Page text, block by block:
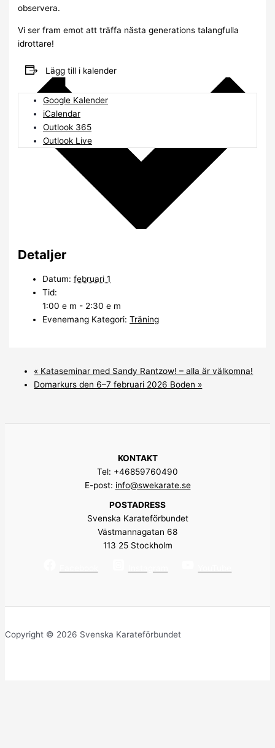
observera.
Vi ser fram emot att träffa nästa generations talangfulla
idrottare!
Lägg till i kalender
Google Kalender
iCalendar
Outlook 365
Outlook Live
Detaljer
Datum: februari 1
Tid:
1:00 e m - 2:30 e m
Evenemang Kategori: Träning
« Kataseminar med Sandy Rantzow! – alla är välkomna!
Domarkurs den 6–7 februari 2026 Boden »
KONTAKT
Tel: +46859760490
E-post: info@swekarate.se
POSTADRESS
Svenska Karateförbundet
Västmannagatan 68
113 25 Stockholm
Copyright © 2026 Svenska Karateförbundet